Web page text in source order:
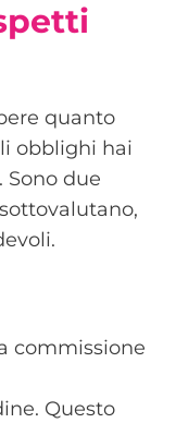
quanto
obblighi hai
due
commissione
Questo